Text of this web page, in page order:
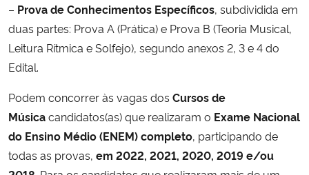
– Prova de Conhecimentos Específicos, subdividida em
duas partes: Prova A (Prática) e Prova B (Teoria Musical,
Leitura Rítmica e Solfejo), segundo anexos 2, 3 e 4 do
Edital.
Podem concorrer às vagas dos Cursos de
Músicacandidatos(as) que realizaram o Exame Nacional
do Ensino Médio (ENEM) completo, participando de
todas as provas, em 2022, 2021, 2020, 2019 e/ou